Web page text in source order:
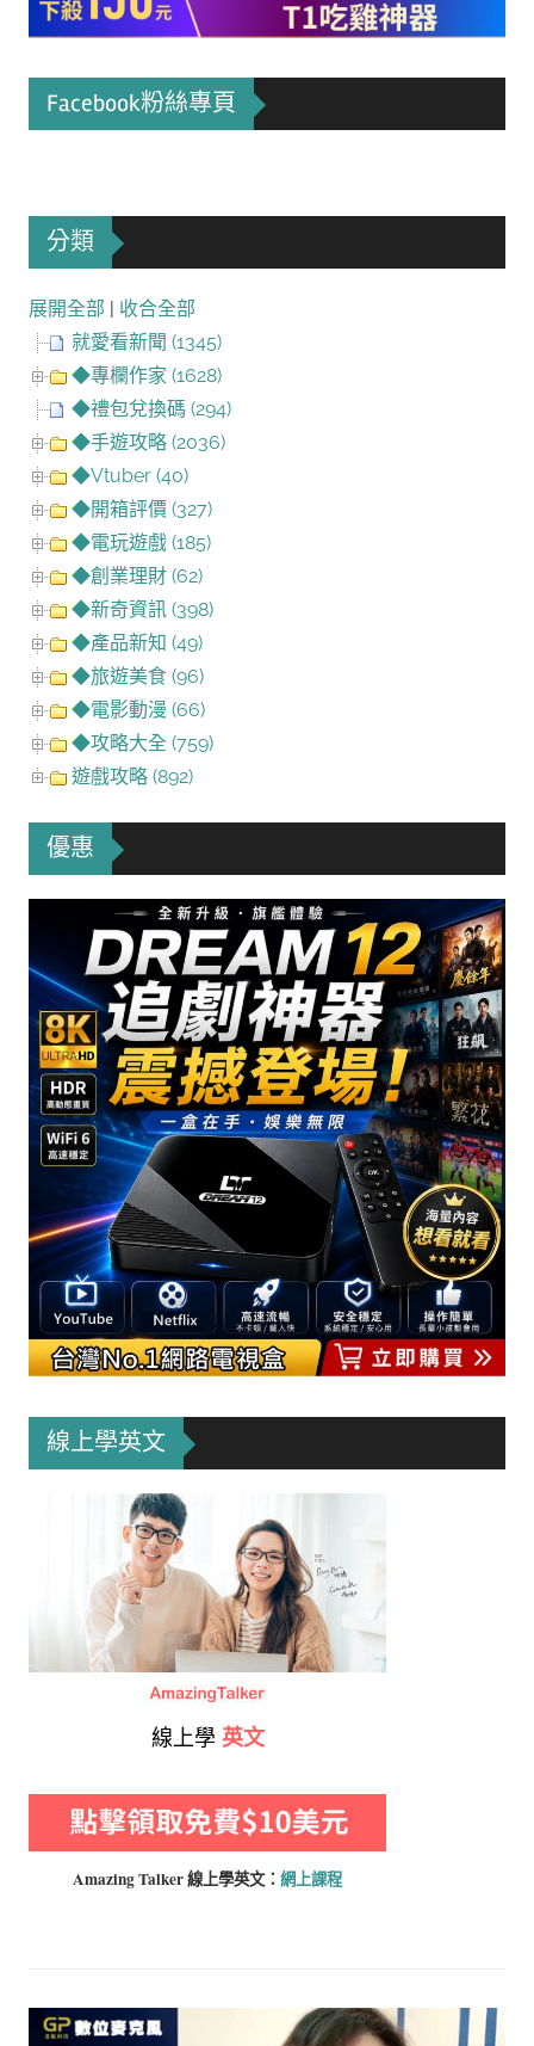
Facebook粉絲專頁
分類
展開全部 | 收合全部
就愛看新聞 (1345)
◆專欄作家 (1628)
◆禮包兌換碼 (294)
◆手遊攻略 (2036)
◆Vtuber (40)
◆開箱評價 (327)
◆電玩遊戲 (185)
◆創業理財 (62)
◆新奇資訊 (398)
◆產品新知 (49)
◆旅遊美食 (96)
◆電影動漫 (66)
◆攻略大全 (759)
遊戲攻略 (892)
優惠
線上學英文
線上學 英文
Amazing Talker 線上學英文： 網上課程